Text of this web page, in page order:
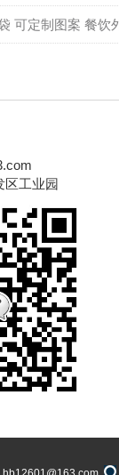
可定制图案 餐饮
区工业园